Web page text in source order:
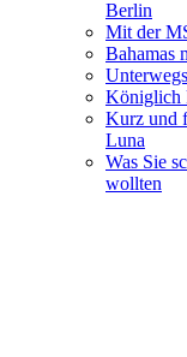
Berlin
Mit der
Bahamas
Königlich
Kurz und
Luna
Was Sie
wollten